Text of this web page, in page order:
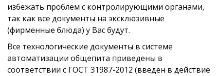
избежать проблем с контролирующими органами,
так как все документы на эксклюзивные
(фирменные блюда) у Вас будут.
Все технологические документы в системе
автоматизации общепита приведены в
соответствии с ГОСТ 31987-2012 (введен в действие